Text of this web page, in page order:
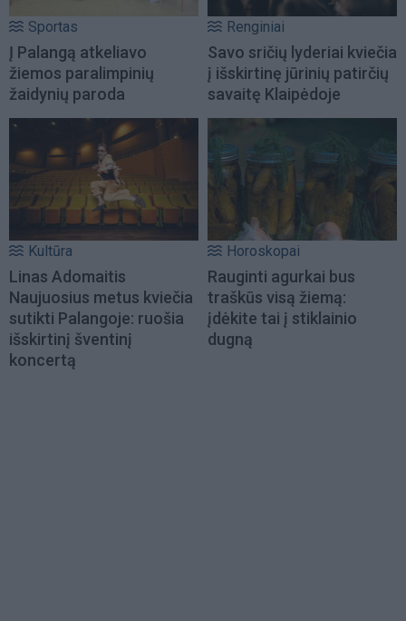
Sportas
Į Palangą atkeliavo
žiemos paralimpinių
žaidynių paroda
Renginiai
Savo sričių lyderiai kviečia
į išskirtinę jūrinių patirčių
savaitę Klaipėdoje
Kultūra
Linas Adomaitis
Naujuosius metus kviečia
sutikti Palangoje: ruošia
išskirtinį šventinį
koncertą
Horoskopai
Rauginti agurkai bus
traškūs visą žiemą:
įdėkite tai į stiklainio
dugną